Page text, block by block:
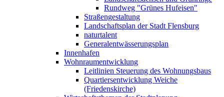
Rundweg "Grünes Hufeisen"
Straßengestaltung
Landschaftsplan der Stadt Flensburg
naturtalent
Generalentwässerungsplan
Innenhafen
Wohnraumentwicklung
Leitlinien Steuerung des Wohnungsbaus
Quartiersentwicklung Weiche
(Friedenskirche)